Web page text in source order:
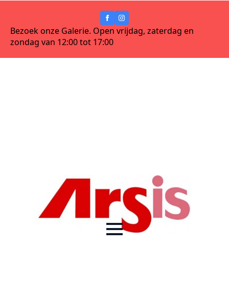
Bezoek onze Galerie. Open vrijdag, zaterdag en
zondag van 12:00 tot 17:00